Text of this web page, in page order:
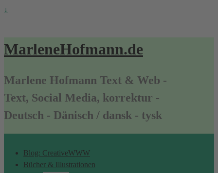
↓
MarleneHofmann.de
Marlene Hofmann Text & Web -
Text, Social Media, korrektur -
Deutsch - Dänisch / dansk - tysk
Blog: CreativeWWW
Bücher & Illustrationen